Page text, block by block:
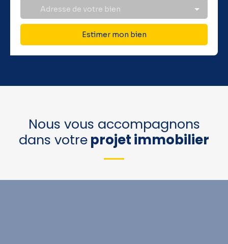
Adresse de votre bien
Estimer mon bien
Nous vous accompagnons
dans votreprojet immobilier